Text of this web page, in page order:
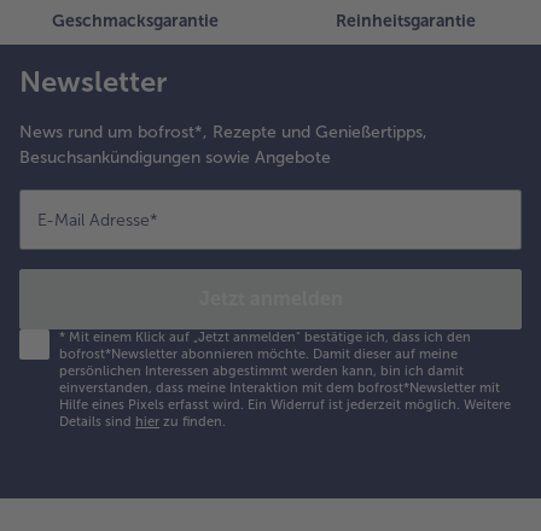
Geschmacksgarantie Reinheitsgarantie
Newsletter
News rund um bofrost*, Rezepte und Genießertipps,
Besuchsankündigungen sowie Angebote
E-Mail Adresse*
* Mit einem Klick auf „Jetzt anmelden" bestätige ich, dass ich den
bofrost*Newsletter abonnieren möchte. Damit dieser auf meine
persönlichen Interessen abgestimmt werden kann, bin ich damit
einverstanden, dass meine Interaktion mit dem bofrost*Newsletter mit
Hilfe eines Pixels erfasst wird. Ein Widerruf ist jederzeit möglich. Weitere
Details sind hier zu finden.